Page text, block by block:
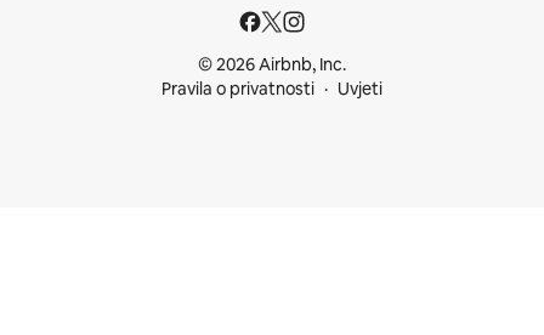
© 2026 Airbnb, Inc.
Pravila o privatnosti
Uvjeti